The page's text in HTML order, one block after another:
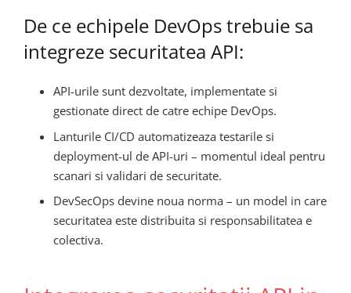
De ce echipele DevOps trebuie sa
integreze securitatea API:
API-urile sunt dezvoltate, implementate si
gestionate direct de catre echipe DevOps.
Lanturile CI/CD automatizeaza testarile si
deployment-ul de API-uri – momentul ideal pentru
scanari si validari de securitate.
DevSecOps devine noua norma – un model in care
securitatea este distribuita si responsabilitatea e
colectiva.